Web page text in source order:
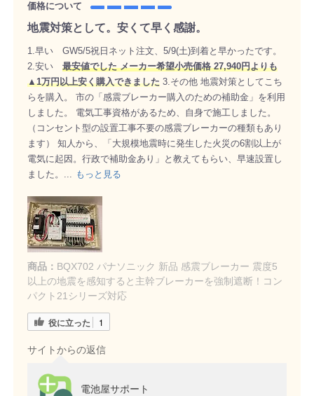
価格について
地震対策として。安くて早く感謝。
1.早い GW5/5祝日ネット注文、5/9(土)到着と早かったです。
2.安い 最安値でした メーカー希望小売価格 27,940円よりも
▲1万円以上安く購入できました3.その他 地震対策としてこち
らを購入。 市の「感震ブレーカー購入のための補助金」を利用
しました。 電気工事資格があるため、自身で施工しました。
（コンセント型の設置工事不要の感震ブレーカーの種類もあり
ます） 知人から、「大規模地震時に発生した火災の6割以上が
電気に起因。行政で補助金あり」と教えてもらい、早速設置し
ました。 ... もっと見る
商品： BQX702 パナソニック 新品 感震ブレーカー 震度5
以上の地震を感知すると主幹ブレーカーを強制遮断！コン
パクト21シリーズ対応
役に立った 1
サイトからの返信
電池屋サポート